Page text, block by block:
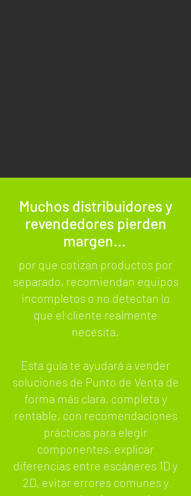
Muchos distribuidores y
revendedores pierden
margen...
por que cotizan productos por
separado, recomiendan equipos
incompletos o no detectan lo
que el cliente realmente
necesita.
Esta guía te ayudará a vender
soluciones de Punto de Venta de
forma más clara, completa y
rentable, con recomendaciones
prácticas para elegir
componentes, explicar
diferencias entre escáneres 1D y
2D, evitar errores comunes y